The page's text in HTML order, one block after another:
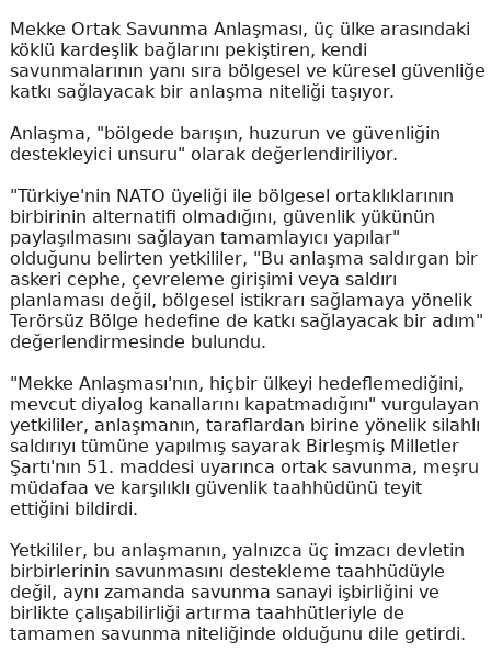
Mekke Ortak Savunma Anlaşması, üç ülke arasındaki
köklü kardeşlik bağlarını pekiştiren, kendi
savunmalarının yanı sıra bölgesel ve küresel güvenliğe
katkı sağlayacak bir anlaşma niteliği taşıyor.
Anlaşma, "bölgede barışın, huzurun ve güvenliğin
destekleyici unsuru" olarak değerlendiriliyor.
"Türkiye'nin NATO üyeliği ile bölgesel ortaklıklarının
birbirinin alternatifi olmadığını, güvenlik yükünün
paylaşılmasını sağlayan tamamlayıcı yapılar"
olduğunu belirten yetkililer, "Bu anlaşma saldırgan bir
askeri cephe, çevreleme girişimi veya saldırı
planlaması değil, bölgesel istikrarı sağlamaya yönelik
Terörsüz Bölge hedefine de katkı sağlayacak bir adım"
değerlendirmesinde bulundu.
"Mekke Anlaşması'nın, hiçbir ülkeyi hedeflemediğini,
mevcut diyalog kanallarını kapatmadığını" vurgulayan
yetkililer, anlaşmanın, taraflardan birine yönelik silahlı
saldırıyı tümüne yapılmış sayarak Birleşmiş Milletler
Şartı'nın 51. maddesi uyarınca ortak savunma, meşru
müdafaa ve karşılıklı güvenlik taahhüdünü teyit
ettiğini bildirdi.
Yetkililer, bu anlaşmanın, yalnızca üç imzacı devletin
birbirlerinin savunmasını destekleme taahhüdüyle
değil, aynı zamanda savunma sanayi işbirliğini ve
birlikte çalışabilirliği artırma taahhütleriyle de
tamamen savunma niteliğinde olduğunu dile getirdi.